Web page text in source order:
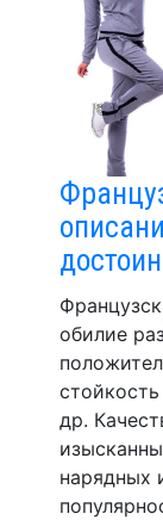
обилие
др.
нарядных